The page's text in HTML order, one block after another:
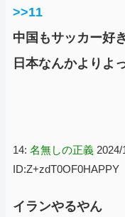
>>11
中国もサッカー好
日本なんかよりよ
14: 名無しの正義
ID:Z+zdT0OF0HAPPY
イランやるやん